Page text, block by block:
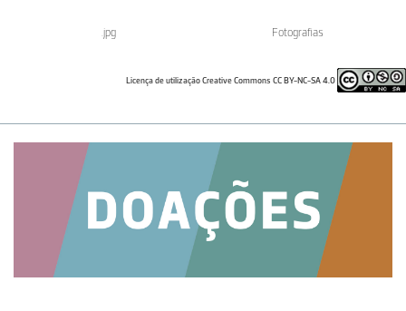
.jpg Fotografias
Licença de utilização Creative Commons CC BY-NC-SA 4.0